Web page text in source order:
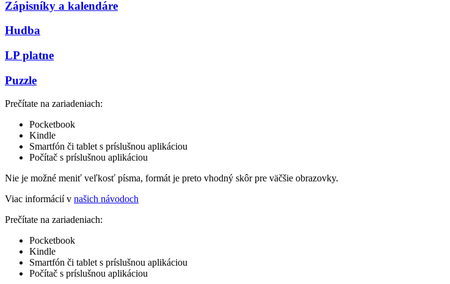
Zápisníky a kalendáre
Hudba
LP platne
Puzzle
Prečítate na zariadeniach:
Pocketbook
Kindle
Smartfón či tablet s príslušnou aplikáciou
Počítač s príslušnou aplikáciou
Nie je možné meniť veľkosť písma, formát je preto vhodný skôr pre väčšie obrazovky.
Viac informácií v našich návodoch
Prečítate na zariadeniach:
Pocketbook
Kindle
Smartfón či tablet s príslušnou aplikáciou
Počítač s príslušnou aplikáciou